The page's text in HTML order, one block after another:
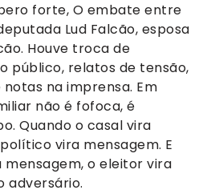
forte, O embate entre
Lud Falcão, esposa
Houve troca de
público, relatos de tensão,
na imprensa. Em
não é fofoca, é
Quando o casal vira
vira mensagem. E
mensagem, o eleitor vira
adversário.